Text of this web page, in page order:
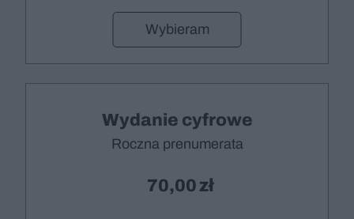
Wybieram
Wydanie cyfrowe
Roczna prenumerata
70,00